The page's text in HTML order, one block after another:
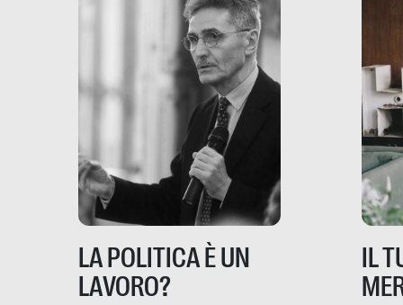
LA POLITICA È UN
LAVORO?
IL